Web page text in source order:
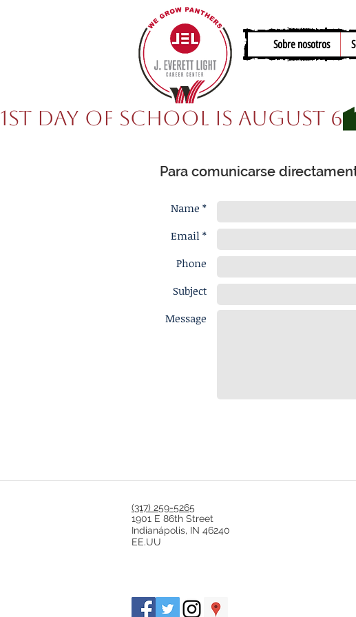
Sobre nosotros
1st Day of School is August 6
Para comunicarse
Name *
Email *
Phone
Subject
Message
(317) 259-5265
1901 E 86th Street
Indianápolis, IN 46240
EE.UU